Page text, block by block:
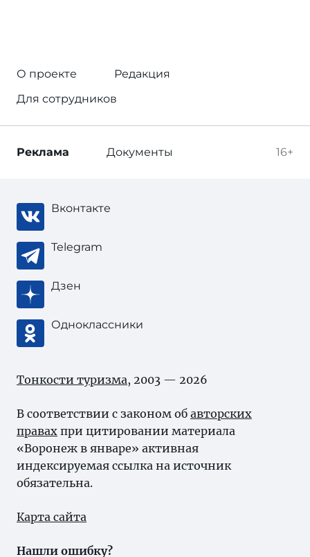
О проекте
Редакция
Для сотрудников
16+
Реклама Документы
Вконтакте
Telegram
Дзен
Одноклассники
Тонкости туризма, 2003 — 2026
В соответствии с законом об авторских
правах при цитировании материала
«Воронеж в январе» активная
индексируемая ссылка на источник
обязательна.
Карта сайта
Нашли ошибку?